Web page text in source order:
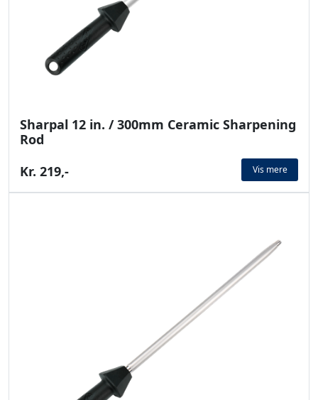
Sharpal 12 in. / 300mm Ceramic Sharpening
Rod
Kr. 219,-
Vis mere